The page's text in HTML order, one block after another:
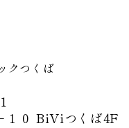
１０ BiViつくば4F